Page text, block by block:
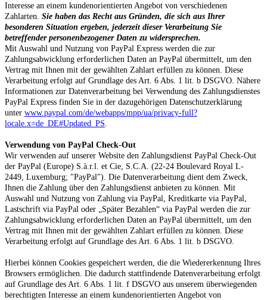
Interesse an einem kundenorientierten Angebot von verschiedenen
Zahlarten. Sie haben das Recht aus Gründen, die sich aus Ihrer
besonderen Situation ergeben, jederzeit dieser Verarbeitung Sie
betreffender personenbezogener Daten zu widersprechen.
Mit Auswahl und Nutzung von PayPal Express werden die zur
Zahlungsabwicklung erforderlichen Daten an PayPal übermittelt, um den
Vertrag mit Ihnen mit der gewählten Zahlart erfüllen zu können. Diese
Verarbeitung erfolgt auf Grundlage des Art. 6 Abs. 1 lit. b DSGVO. Nähere
Informationen zur Datenverarbeitung bei Verwendung des Zahlungsdienstes
PayPal Express finden Sie in der dazugehörigen Datenschutzerklärung
unter www.paypal.com/de/webapps/mpp/ua/privacy-full?
locale.x=de_DE#Updated_PS
Verwendung von PayPal Check-Out
Wir verwenden auf unserer Website den Zahlungsdienst PayPal Check-Out
der PayPal (Europe) S.à.r.l. et Cie, S.C.A. (22-24 Boulevard Royal L-
2449, Luxemburg; "PayPal"). Die Datenverarbeitung dient dem Zweck,
Ihnen die Zahlung über den Zahlungsdienst anbieten zu können. Mit
Auswahl und Nutzung von Zahlung via PayPal, Kreditkarte via PayPal,
Lastschrift via PayPal oder „Später Bezahlen“ via PayPal werden die zur
Zahlungsabwicklung erforderlichen Daten an PayPal übermittelt, um den
Vertrag mit Ihnen mit der gewählten Zahlart erfüllen zu können. Diese
Verarbeitung erfolgt auf Grundlage des Art. 6 Abs. 1 lit. b DSGVO.
Hierbei können Cookies gespeichert werden, die die Wiedererkennung Ihres
Browsers ermöglichen. Die dadurch stattfindende Datenverarbeitung erfolgt
auf Grundlage des Art. 6 Abs. 1 lit. f DSGVO aus unserem überwiegenden
berechtigten Interesse an einem kundenorientierten Angebot von